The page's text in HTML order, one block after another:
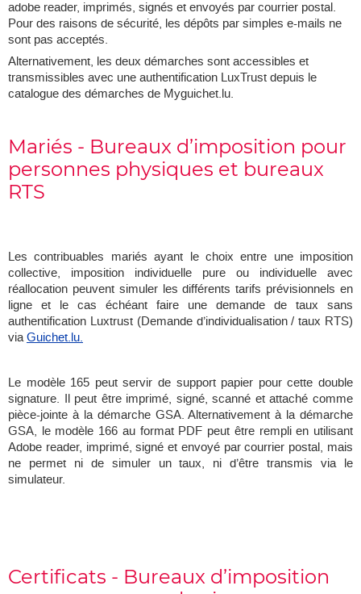
adobe reader, imprimés, signés et envoyés par courrier postal.
Pour des raisons de sécurité, les dépôts par simples e-mails ne
sont pas acceptés.
Alternativement, les deux démarches sont accessibles et
transmissibles avec une authentification LuxTrust depuis le
catalogue des démarches de Myguichet.lu.
Mariés - Bureaux d’imposition pour
personnes physiques et bureaux
RTS
Les contribuables mariés ayant le choix entre une imposition
collective, imposition individuelle pure ou individuelle avec
réallocation peuvent simuler les différents tarifs prévisionnels en
ligne et le cas échéant faire une demande de taux sans
authentification Luxtrust (Demande d’individualisation / taux RTS)
viaGuichet.lu.
Le modèle 165 peut servir de support papier pour cette double
signature. Il peut être imprimé, signé, scanné et attaché comme
pièce-jointe à la démarche GSA. Alternativement à la démarche
GSA, le modèle 166 au format PDF peut être rempli en utilisant
Adobe reader, imprimé, signé et envoyé par courrier postal, mais
ne permet ni de simuler un taux, ni d’être transmis via le
simulateur.
Certificats - Bureaux d’imposition